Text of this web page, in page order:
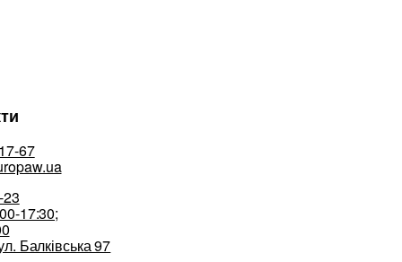
67
17:30;
Балківська 97